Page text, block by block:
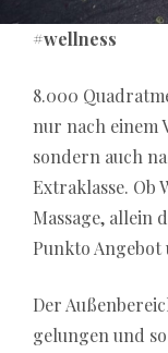
#wellness
8.000
nur nach einem
sondern auch
Extraklasse. Ob
Massage,
Punkto
Der
gelungen und